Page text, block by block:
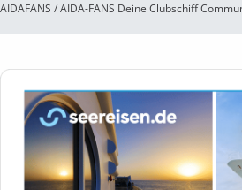
AIDAFANS / AIDA-FANS Deine Clubschiff